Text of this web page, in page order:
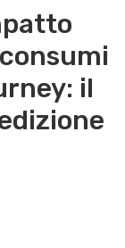
il